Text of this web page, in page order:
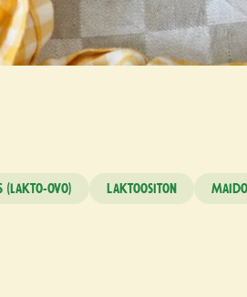
(lakto-ovo) Laktoositon